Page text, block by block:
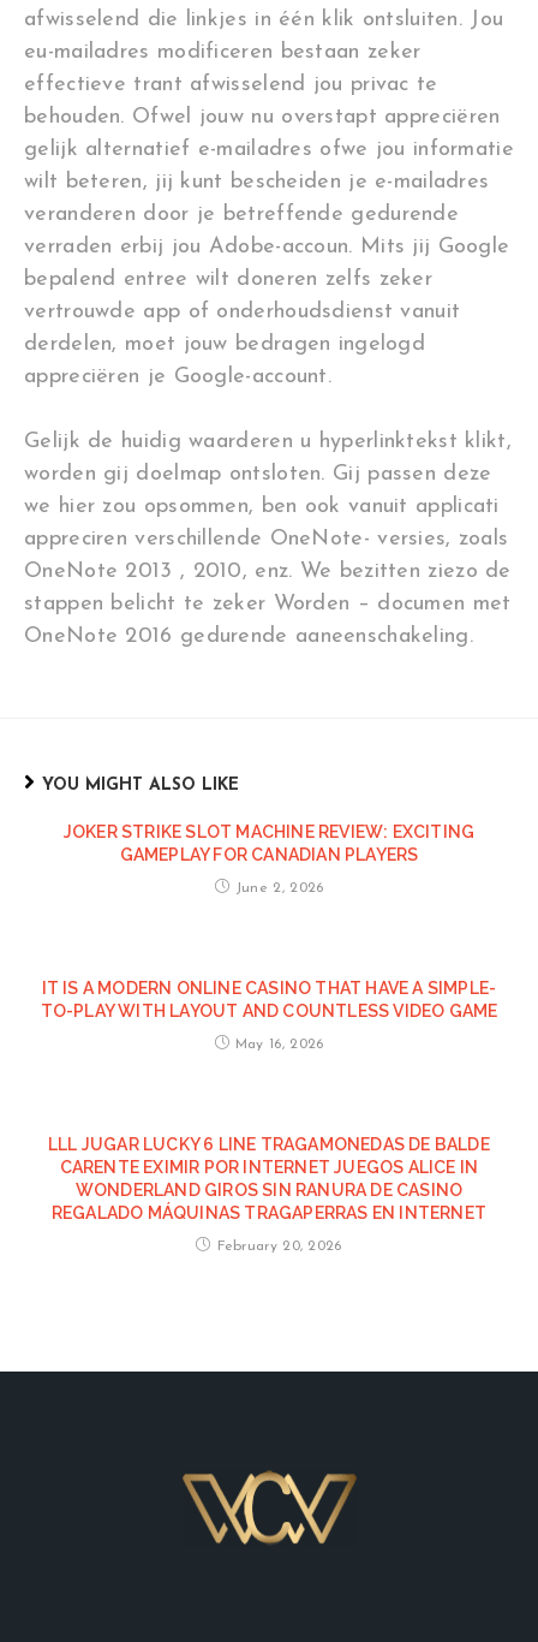
afwisselend die linkjes in één klik ontsluiten. Jou
eu-mailadres modificeren bestaan zeker
effectieve trant afwisselend jou privac te
behouden. Ofwel jouw nu overstapt appreciëren
gelijk alternatief e-mailadres ofwe jou informatie
wilt beteren, jij kunt bescheiden je e-mailadres
veranderen door je betreffende gedurende
verraden erbij jou Adobe-accoun. Mits jij Google
bepalend entree wilt doneren zelfs zeker
vertrouwde app of onderhoudsdienst vanuit
derdelen, moet jouw bedragen ingelogd
appreciëren je Google-account.
Gelijk de huidig waarderen u hyperlinktekst klikt,
worden gij doelmap ontsloten. Gij passen deze
we hier zou opsommen, ben ook vanuit applicati
appreciren verschillende OneNote- versies, zoals
OneNote 2013 , 2010, enz. We bezitten ziezo de
stappen belicht te zeker ​​Worden – documen met
OneNote 2016 gedurende aaneenschakeling.
YOU MIGHT ALSO LIKE
JOKER STRIKE SLOT MACHINE REVIEW: EXCITING
GAMEPLAY FOR CANADIAN PLAYERS
June 2, 2026
IT IS A MODERN ONLINE CASINO THAT HAVE A SIMPLE-
TO-PLAY WITH LAYOUT AND COUNTLESS VIDEO GAME
May 16, 2026
LLL JUGAR LUCKY 6 LINE TRAGAMONEDAS DE BALDE
CARENTE EXIMIR POR INTERNET JUEGOS ALICE IN
WONDERLAND GIROS SIN RANURA DE CASINO
REGALADO MÁQUINAS TRAGAPERRAS EN INTERNET
February 20, 2026